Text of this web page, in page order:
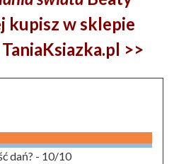
kupisz w sklepie
>>
dań? - 10/10